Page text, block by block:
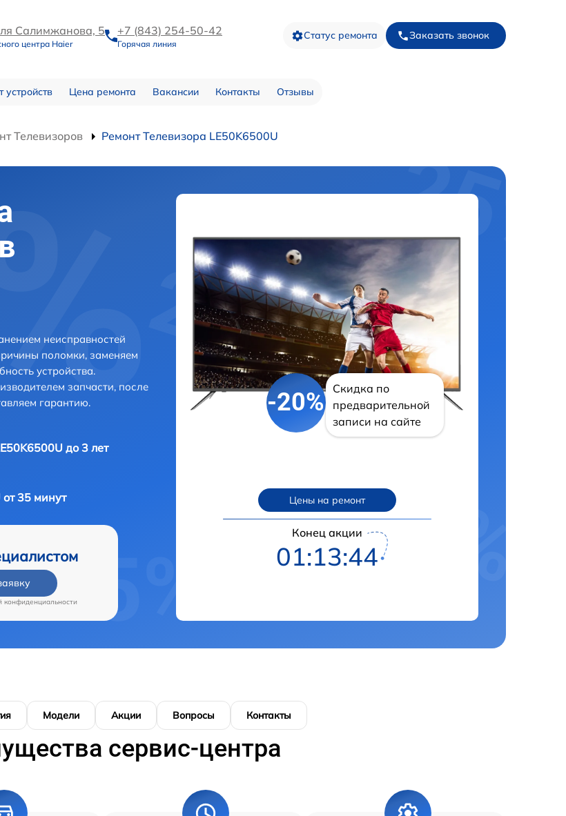
Салимжанова, 5
центра Haier
+7 (843) 254-50-42
Горячая линия
Статус ремонта Заказать звонок
устройств Цена ремонта Вакансии Контакты Отзывы
Телевизоров Ремонт Телевизора LE50K6500U
неисправностей
поломки, заменяем
устройства.
запчасти, после
гарантию.
до 3 лет
35 минут
конфиденциальности
-20%
Скидка по
предварительной
записи на сайте
Цены на ремонт
Конец акции
01:13:43
Модели Акции Вопросы Контакты
сервис-центра